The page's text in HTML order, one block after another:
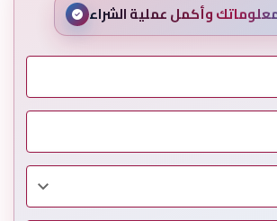
وأكمل عملية الشراء